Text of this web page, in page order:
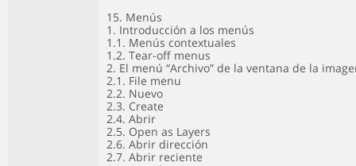
15. Menús
1. Introducción a los menús
1.1. Menús contextuales
1.2. Tear-off menus
2. El menú “Archivo” de la ventana de la
2.1. File menu
2.2. Nuevo
2.3. Create
2.4. Abrir
2.5. Open as Layers
2.6. Abrir dirección
2.7. Abrir reciente